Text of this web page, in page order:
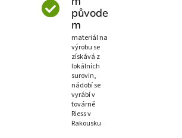
původe
m
materiál na
výrobu se
získává z
lokálních
surovin,
nádobí se
vyrábí v
továrně
Riess v
Rakousku